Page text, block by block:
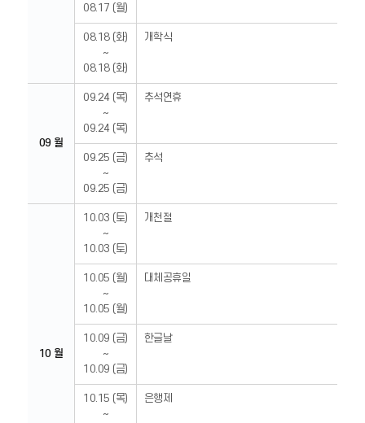
08.17 (월)
08.18 (화)
~
08.18 (화)
개학식
09 월
09.24 (목)
~
09.24 (목)
추석연휴
09.25 (금)
~
09.25 (금)
추석
10 월
10.03 (토)
~
10.03 (토)
개천절
10.05 (월)
~
10.05 (월)
대체공휴일
10.09 (금)
~
10.09 (금)
한글날
10.15 (목)
~
은행제